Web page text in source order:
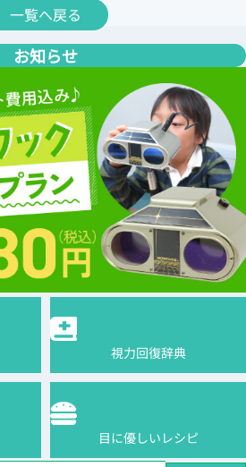
一覧へ戻る
お知らせ
視力回復辞典
目に優しいレシピ